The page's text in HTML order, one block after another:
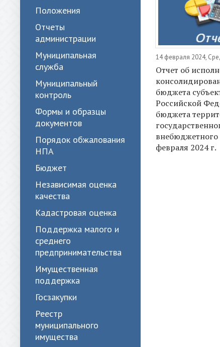
Положения
Отчеты
администрации
Муниципальная
служба
Муниципальный
контроль
Формы и образцы
документов
Порядок обжалования
НПА
Бюджет
Независимая оценка
качества
Кадастровая оценка
Поддержка малого и
среднего
предпринимательства
Имущественная
поддержка
Госзакупки
Реестр
муниципального
имущества
14 февраля 2024,
Отчет об
бюджета
Российской
бюджета
внебюджетного
февраля 2024 г.